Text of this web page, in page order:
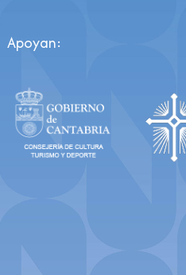
Apoyan: